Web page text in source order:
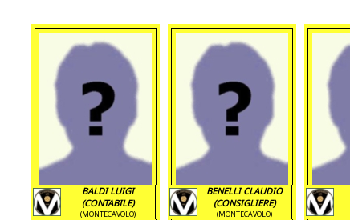
BALDI LUIGI
(CONTABILE)
(MONTECAVOLO)
BENELLI CLAUDIO
(CONSIGLIERE)
(MONTECAVOLO)